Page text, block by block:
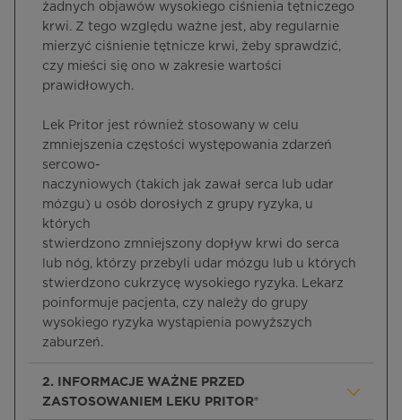
żadnych objawów wysokiego ciśnienia tętniczego
krwi. Z tego względu ważne jest, aby regularnie
mierzyć ciśnienie tętnicze krwi, żeby sprawdzić,
czy mieści się ono w zakresie wartości
prawidłowych.
Lek Pritor jest również stosowany w celu
zmniejszenia częstości występowania zdarzeń
sercowo-
naczyniowych (takich jak zawał serca lub udar
mózgu) u osób dorosłych z grupy ryzyka, u
których
stwierdzono zmniejszony dopływ krwi do serca
lub nóg, którzy przebyli udar mózgu lub u których
stwierdzono cukrzycę wysokiego ryzyka. Lekarz
poinformuje pacjenta, czy należy do grupy
wysokiego ryzyka wystąpienia powyższych
zaburzeń.
2. INFORMACJE WAŻNE PRZED
ZASTOSOWANIEM LEKU PRITOR®